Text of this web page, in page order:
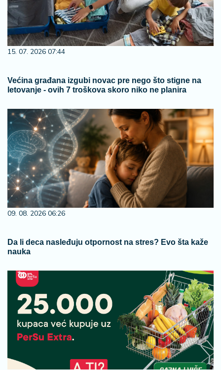
15. 07. 2026 07:44
Većina građana izgubi novac pre nego što stigne na
letovanje - ovih 7 troškova skoro niko ne planira
09. 08. 2026 06:26
Da li deca nasleđuju otpornost na stres? Evo šta kaže
nauka